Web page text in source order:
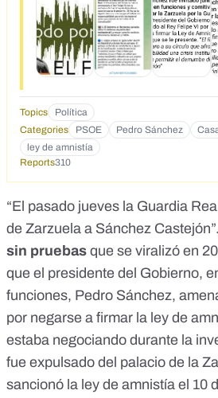
una crisis institucional antes que
Constitución"
Topics Política
Categories
PSOE Pedro Sánchez
ley de amnistía
Reports310
“El pasado jueves la Guardia
de Zarzuela a Sánchez
sin pruebas que se viralizó en
que el presidente del Gobierno,
funciones, Pedro Sánchez,
por negarse a firmar la ley de
estaba negociando durante la
fue expulsado del palacio de la
sancionó la ley de amnistía el 10